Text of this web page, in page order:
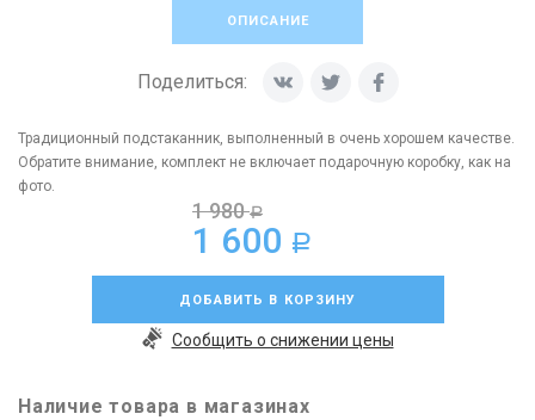
ОПИСАНИЕ
Поделиться:
Традиционный подстаканник, выполненный в очень хорошем качестве.
Обратите внимание, комплект не включает подарочную коробку, как на
фото.
1 980a
1 600 a
ДОБАВИТЬ В КОРЗИНУ
Сообщить о снижении цены
Наличие товара в магазинах